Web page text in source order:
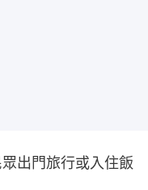
出門旅行或入住飯